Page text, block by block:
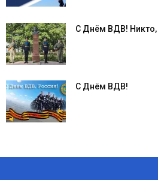
С Днём ВДВ! Никто,
С Днём ВДВ!